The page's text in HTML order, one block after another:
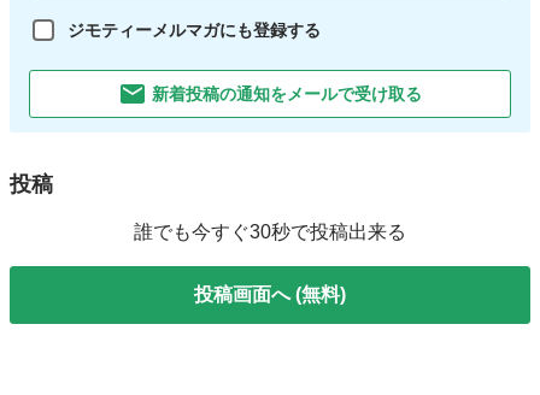
ジモティーメルマガにも登録する
新着投稿の通知をメールで受け取る
投稿
誰でも今すぐ30秒で投稿出来る
投稿画面へ (無料)